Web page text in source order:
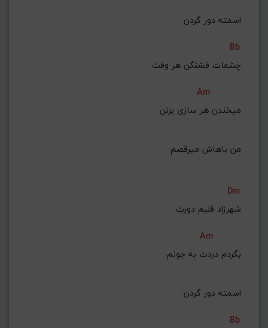
اسمته دور گردن
Bb
چشمات قشنگن هر وقت
Am
میخندن هر سازی بزنن
من باهاش میرقصم
Dm
شهرزاد قلبم دورت
Am
بگردم دردت به جونم
اسمته دور گردن
Bb